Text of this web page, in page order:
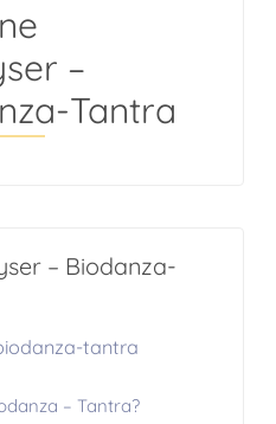
–
Tantra
– Biodanza-
tantra
– Tantra?